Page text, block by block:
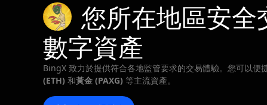
您所在地區安全
數字資產
BingX 致力於提供符合各地監管要求的交易體驗。您可以便
(ETH) 和黃金 (PAXG) 等主流資產。